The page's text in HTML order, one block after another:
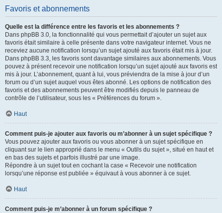
Favoris et abonnements
Quelle est la différence entre les favoris et les abonnements ?
Dans phpBB 3.0, la fonctionnalité qui vous permettait d’ajouter un sujet aux
favoris était similaire à celle présente dans votre navigateur internet. Vous ne
receviez aucune notification lorsqu’un sujet ajouté aux favoris était mis à jour.
Dans phpBB 3.3, les favoris sont davantage similaires aux abonnements. Vous
pouvez à présent recevoir une notification lorsqu’un sujet ajouté aux favoris est
mis à jour. L’abonnement, quant à lui, vous préviendra de la mise à jour d’un
forum ou d’un sujet auquel vous êtes abonné. Les options de notification des
favoris et des abonnements peuvent être modifiés depuis le panneau de
contrôle de l’utilisateur, sous les « Préférences du forum ».
Haut
Comment puis-je ajouter aux favoris ou m’abonner à un sujet spécifique ?
Vous pouvez ajouter aux favoris ou vous abonner à un sujet spécifique en
cliquant sur le lien approprié dans le menu « Outils du sujet », situé en haut et
en bas des sujets et parfois illustré par une image.
Répondre à un sujet tout en cochant la case « Recevoir une notification
lorsqu’une réponse est publiée » équivaut à vous abonner à ce sujet.
Haut
Comment puis-je m’abonner à un forum spécifique ?